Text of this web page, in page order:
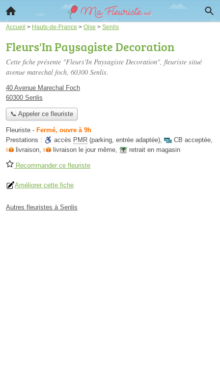
Accueil > Hauts-de-France > Oise > Senlis
Fleurs'In Paysagiste Decoration
Cette fiche présente "Fleurs'In Paysagiste Decoration", fleuriste situé
avenue marechal foch, 60300 Senlis.
40 Avenue Marechal Foch
60300 Senlis
📞 Appeler ce fleuriste
Fleuriste - Fermé, ouvre à 9h
Prestations :
accès PMR (parking, entrée adaptée), CB acceptée,
livraison, livraison le jour même, retrait en magasin
Recommander ce fleuriste
Améliorer cette fiche
Autres fleuristes à Senlis